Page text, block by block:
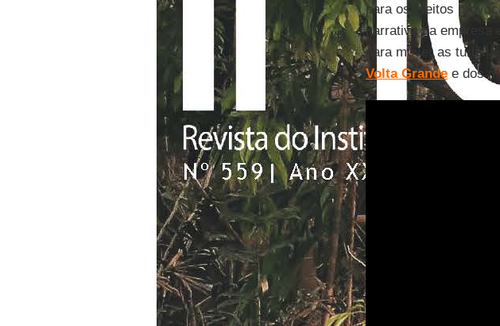
para os efeitos
narrativa da empresa
para mover as
Volta Grandee dos